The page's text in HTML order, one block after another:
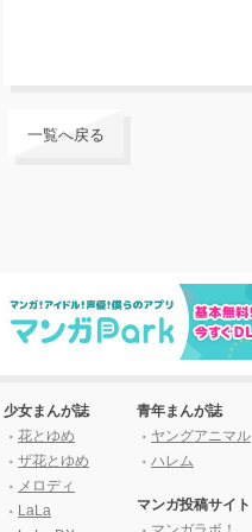
一覧へ戻る
少女まんが誌
花とゆめ
ザ花とゆめ
メロディ
LaLa
青年まんが誌
ヤングアニマル
ハレム
マンガ投稿サイト